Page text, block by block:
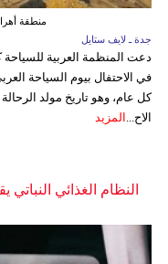
منطقة
جدة ـ لايف ستايل
دعت المنظمة العربية للسياحة
كل عام، وهو تاريخ مولد
الاح... المزيد
النظام الغذائي